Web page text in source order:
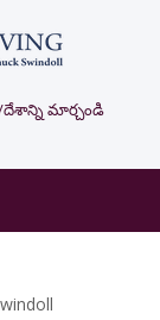
దేశాన్ని మార్చండి